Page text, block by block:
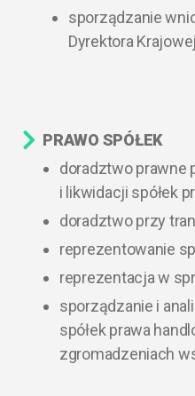
sporządzanie
Dyrektora
PRAWO SPÓŁEK​
doradztwo prawne
i likwidacji spółek
doradztwo przy
reprezentowanie
reprezentacja w
sporządzanie i
spółek prawa
zgromadzeniach